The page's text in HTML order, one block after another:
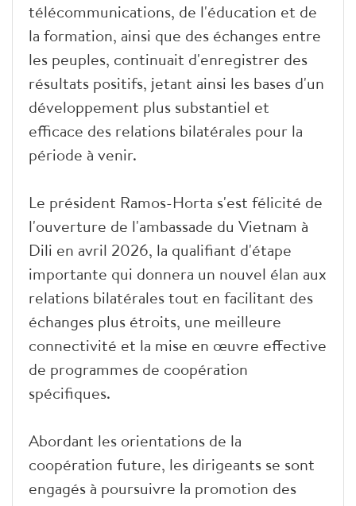
télécommunications, de l'éducation et de
la formation, ainsi que des échanges entre
les peuples, continuait d'enregistrer des
résultats positifs, jetant ainsi les bases d'un
développement plus substantiel et
efficace des relations bilatérales pour la
période à venir.
Le président Ramos-Horta s'est félicité de
l'ouverture de l'ambassade du Vietnam à
Dili en avril 2026, la qualifiant d'étape
importante qui donnera un nouvel élan aux
relations bilatérales tout en facilitant des
échanges plus étroits, une meilleure
connectivité et la mise en œuvre effective
de programmes de coopération
spécifiques.
Abordant les orientations de la
coopération future, les dirigeants se sont
engagés à poursuivre la promotion des